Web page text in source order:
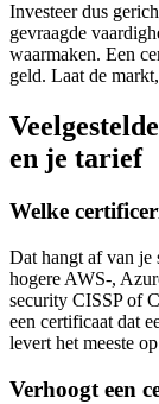
Investeer dus
gevraagde
waarmaken. Een
geld. Laat de
en je tarief
Welke
Dat hangt af van je
hogere AWS-,
security CISSP of
een certificaat dat
levert het meeste
Verhoogt een